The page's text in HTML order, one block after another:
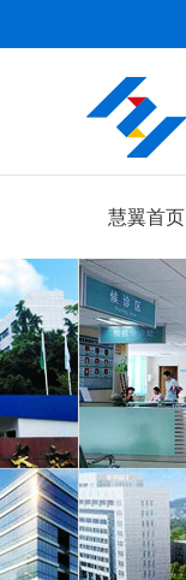
慧翼首页